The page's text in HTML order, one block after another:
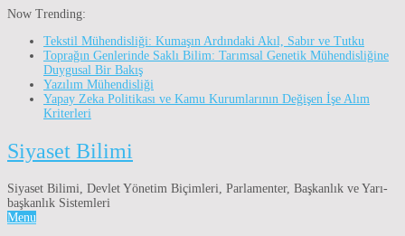
Now Trending:
Tekstil Mühendisliği: Kumaşın Ardındaki Akıl, Sabır ve Tutku
Toprağın Genlerinde Saklı Bilim: Tarımsal Genetik Mühendisliğine
Duygusal Bir Bakış
Yazılım Mühendisliği
Yapay Zeka Politikası ve Kamu Kurumlarının Değişen İşe Alım
Kriterleri
Siyaset Bilimi
Siyaset Bilimi, Devlet Yönetim Biçimleri, Parlamenter, Başkanlık ve Yarı-
başkanlık Sistemleri
Menu